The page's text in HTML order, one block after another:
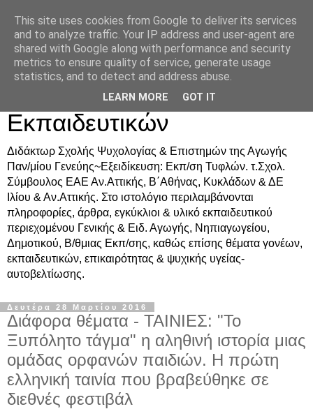
Δρ. Ράνια Χιουρέα-
Συμβουλευτική &
Υποστήριξη Γονέων &
Εκπαιδευτικών
Διδάκτωρ Σχολής Ψυχολογίας & Επιστημών της Αγωγής
Παν/μίου Γενεύης~Εξειδίκευση: Εκπ/ση Τυφλών. τ.Σχολ.
Σύμβουλος ΕΑΕ Αν.Αττικής, Β΄Αθήνας, Κυκλάδων & ΔΕ
Ιλίου & Αν.Αττικής. Στο ιστολόγιο περιλαμβάνονται
πληροφορίες, άρθρα, εγκύκλιοι & υλικό εκπαιδευτικού
περιεχομένου Γενικής & Ειδ. Αγωγής, Νηπιαγωγείου,
Δημοτικού, Β/θμιας Εκπ/σης, καθώς επίσης θέματα γονέων,
εκπαιδευτικών, επικαιρότητας & ψυχικής υγείας-
αυτοβελτίωσης.
Δευτέρα 28 Μαρτίου 2016
Διάφορα θέματα - ΤΑΙΝΙΕΣ: "Το
Ξυπόλητο τάγμα" η αληθινή ιστορία μιας
ομάδας ορφανών παιδιών. Η πρώτη
ελληνική ταινία που βραβεύθηκε σε
διεθνές φεστιβάλ
This site uses cookies from Google to deliver its services
and to analyze traffic. Your IP address and user-agent are
shared with Google along with performance and security
metrics to ensure quality of service, generate usage
statistics, and to detect and address abuse.
LEARN MORE GOT IT